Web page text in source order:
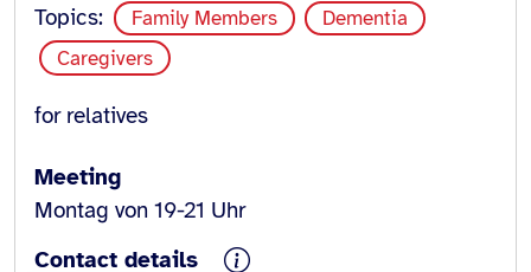
Topics: Family Members
Dementia
Caregivers
for relatives
Meeting
Montag von 19-21 Uhr
Contact details